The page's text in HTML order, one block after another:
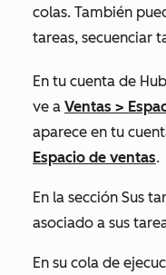
colas. También
tareas, secuenciar
En tu cuenta de
ve a Ventas >
aparece en tu
Espacio de ventas.
En la sección Sus
asociado a sus
En su cola de